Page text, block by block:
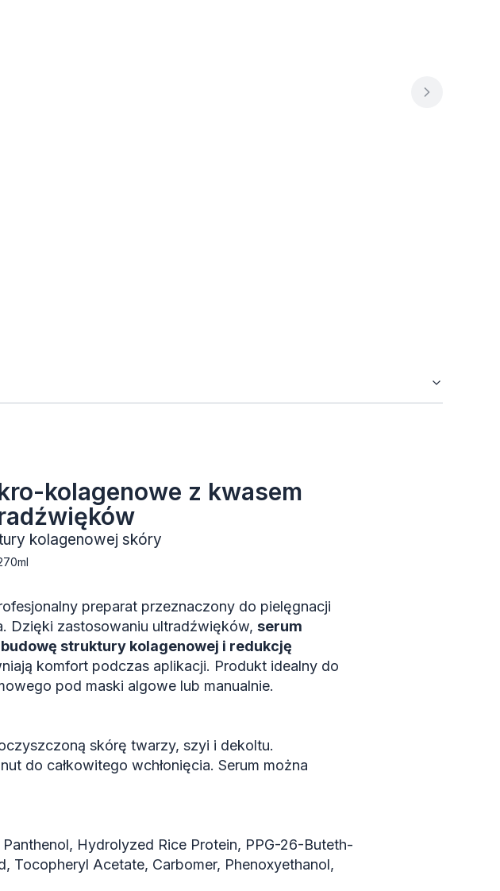
kolagenowe z kwasem
kolagenowej skóry
preparat przeznaczony do pielęgnacji
Dzięki zastosowaniu ultradźwięków, serum
struktury kolagenowej i redukcję
komfort podczas aplikacji. Produkt idealny do
pod maski algowe lub manualnie.
skórę twarzy, szyi i dekoltu.
do całkowitego wchłonięcia. Serum można
Hydrolyzed Rice Protein, PPG-26-Buteth-
Tocopheryl Acetate, Carbomer, Phenoxyethanol,